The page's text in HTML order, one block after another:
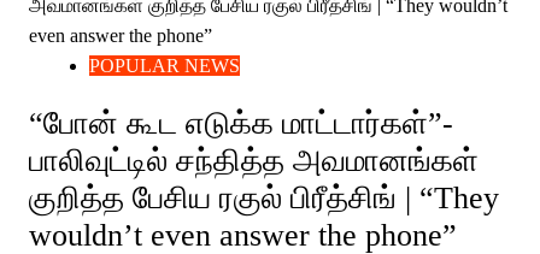
POPULAR NEWS
“போன் கூட எடுக்க மாட்டார்கள்”-
பாலிவுட்டில் சந்தித்த அவமானங்கள்
குறித்த பேசிய ரகுல் பிரீத்சிங் | “They
wouldn’t even answer the phone”